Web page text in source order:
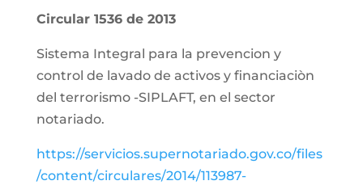
Circular 1536 de 2013
Sistema Integral para la prevencion y
control de lavado de activos y financiaciòn
del terrorismo -SIPLAFT, en el sector
notariado.
https://servicios.supernotariado.gov.co/files
/content/circulares/2014/113987-